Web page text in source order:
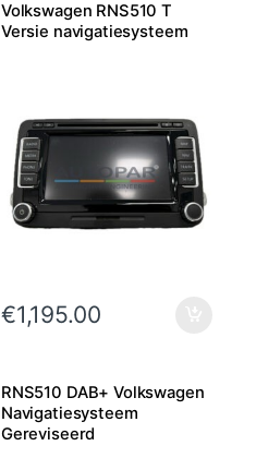
Volkswagen RNS510 T
Versie navigatiesysteem
€1,195.00
RNS510 DAB+ Volkswagen
Navigatiesysteem
Gereviseerd